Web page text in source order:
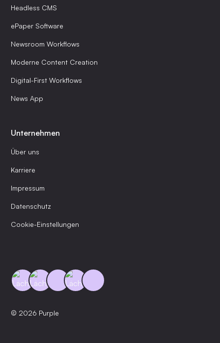
Headless CMS
ePaper Software
Newsroom Workflows
Moderne Content Creation
Digital-First Workflows
News App
Unternehmen
Über uns
Karriere
Impressum
Datenschutz
Cookie-Einstellungen
© 2026 Purple